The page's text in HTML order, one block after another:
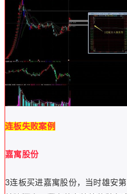
连板失败案例
嘉寓股份
3连板买进嘉寓股份，当时雄安